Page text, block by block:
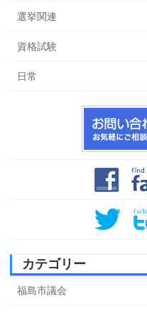
選挙関連
資格試験
日常
カテゴリー
福島市議会